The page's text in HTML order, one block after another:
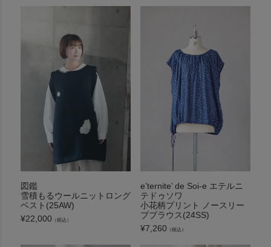
図鑑
雪積もるウールニットロング
ベスト(25AW)
¥22,000 （税込）
e’ternite’ de Soi-e エテルニ
テドゥソワ
小花柄プリント ノースリー
ブブラウス(24SS)
¥7,260 （税込）